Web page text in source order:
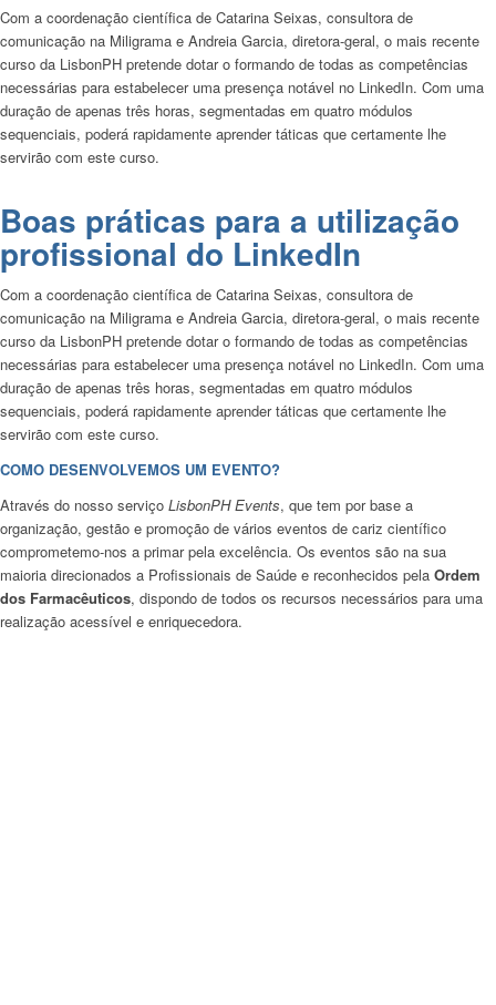
Com a coordenação científica de Catarina Seixas, consultora de
comunicação na Miligrama e Andreia Garcia, diretora-geral, o mais recente
curso da LisbonPH pretende dotar o formando de todas as competências
necessárias para estabelecer uma presença notável no LinkedIn. Com uma
duração de apenas três horas, segmentadas em quatro módulos
sequenciais, poderá rapidamente aprender táticas que certamente lhe
servirão com este curso.
Boas práticas para a utilização
profissional do LinkedIn
Com a coordenação científica de Catarina Seixas, consultora de
comunicação na Miligrama e Andreia Garcia, diretora-geral, o mais recente
curso da LisbonPH pretende dotar o formando de todas as competências
necessárias para estabelecer uma presença notável no LinkedIn. Com uma
duração de apenas três horas, segmentadas em quatro módulos
sequenciais, poderá rapidamente aprender táticas que certamente lhe
servirão com este curso.
COMO DESENVOLVEMOS UM EVENTO?
Através do nosso serviço LisbonPH Events, que tem por base a
organização, gestão e promoção de vários eventos de cariz científico
comprometemo-nos a primar pela excelência. Os eventos são na sua
maioria direcionados a Profissionais de Saúde e reconhecidos pela Ordem
dos Farmacêuticos, dispondo de todos os recursos necessários para uma
realização acessível e enriquecedora.